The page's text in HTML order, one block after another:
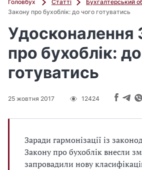
Головбух Статті Бухгалтерський
Закону про бухоблік: до чого готуватись
Удосконалення
про бухоблік:
готуватись
25 жовтня 2017 12424
Заради гармонізації із
Закону про бухоблік внесли
запровадили нову